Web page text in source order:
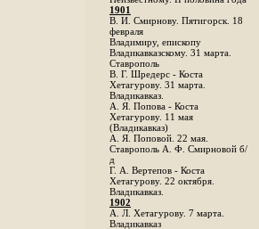
1901
В. И. Смирнову. Пятигорск. 18
февраля
Владимиру, епископу
Владикавказскому. 31 марта.
Ставрополь
В. Г. Шредерс - Коста
Хетагурову. 31 марта.
Владикавказ.
А. Я. Попова - Коста
Хетагурову. 11 мая
(Владикавказ)
А. Я. Поповой. 22 мая.
Ставрополь А. Ф. Смирновой б/
д
Г. А. Вертепов - Коста
Хетагурову. 22 октября.
Владикавказ.
1902
А. Л. Хетагурову. 7 марта.
Владикавказ